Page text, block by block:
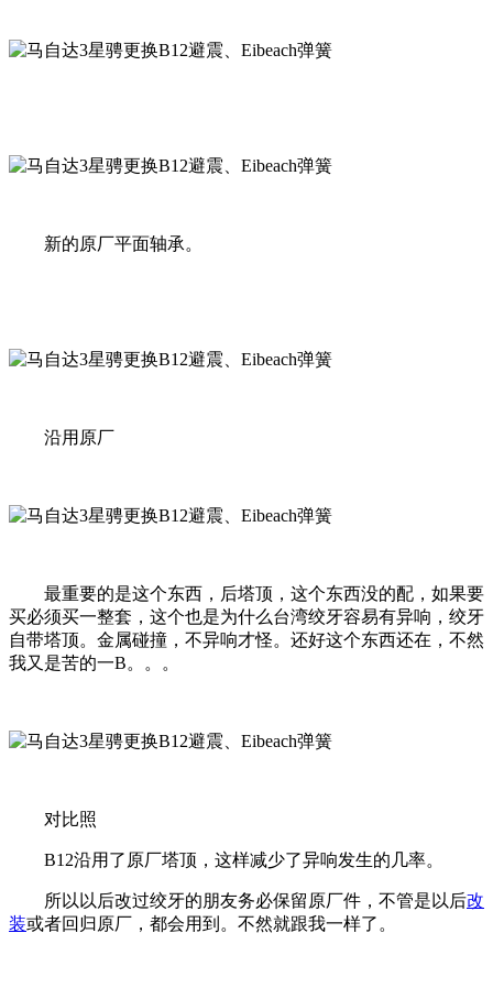
新的原厂平面轴承。
沿用原厂
最重要的是这个东西，后塔顶，这个东西没的配，如果要
买必须买一整套，这个也是为什么台湾绞牙容易有异响，绞牙
自带塔顶。金属碰撞，不异响才怪。还好这个东西还在，不然
我又是苦的一B。。。
对比照
B12沿用了原厂塔顶，这样减少了异响发生的几率。
所以以后改过绞牙的朋友务必保留原厂件，不管是以后改
装或者回归原厂，都会用到。不然就跟我一样了。